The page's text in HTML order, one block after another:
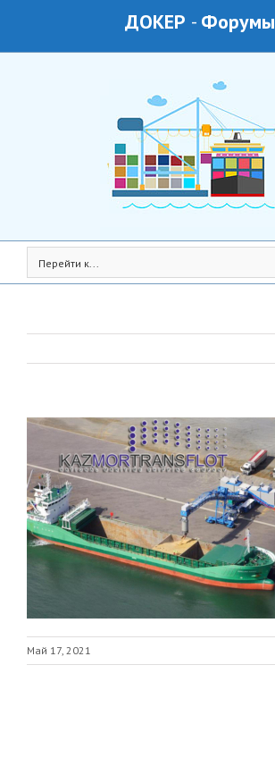
ДОКЕР - Форумы
Перейти к...
Май 17, 2021